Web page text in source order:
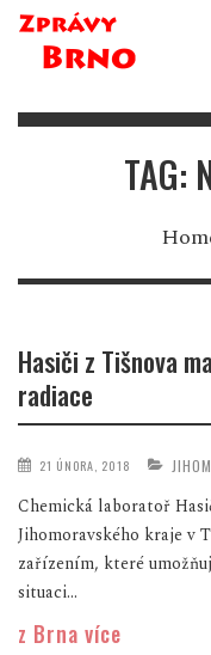
TAG:
Hasiči z Tišnova
radiace
21 ÚNORA, 2018
Chemická laboratoř
Jihomoravského kraje v
zařízením, které
situaci...
z Brna více